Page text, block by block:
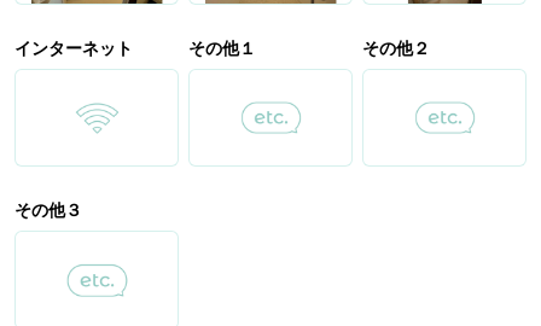
インターネット その他１ その他２
その他３